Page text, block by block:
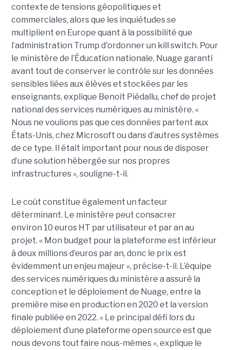
contexte de tensions géopolitiques et
commerciales, alors que les inquiétudes se
multiplient en Europe quant à la possibilité que
l’administration Trump d'ordonner un kill switch. Pour
le ministère de l’Éducation nationale, Nuage garanti
avant tout de conserver le contrôle sur les données
sensibles liées aux élèves et stockées par les
enseignants, explique Benoît Piédallu, chef de projet
national des services numériques au ministère. «
Nous ne voulions pas que ces données partent aux
États-Unis, chez Microsoft ou dans d’autres systèmes
de ce type. Il était important pour nous de disposer
d’une solution hébergée sur nos propres
infrastructures », souligne-t-il.
Le coût constitue également un facteur
déterminant. Le ministère peut consacrer
environ 10 euros HT par utilisateur et par an au
projet. « Mon budget pour la plateforme est inférieur
à deux millions d’euros par an, donc le prix est
évidemment un enjeu majeur », précise-t-il. L’équipe
des services numériques du ministère a assuré la
conception et le déploiement de Nuage, entre la
première mise en production en 2020 et la version
finale publiée en 2022. « Le principal défi lors du
déploiement d’une plateforme open source est que
nous devons tout faire nous-mêmes », explique le